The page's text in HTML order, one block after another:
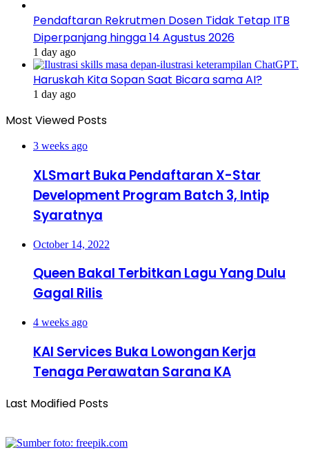
Pendaftaran Rekrutmen Dosen Tidak Tetap ITB
Diperpanjang hingga 14 Agustus 2026
1 day ago
Haruskah Kita Sopan Saat Bicara sama AI?
1 day ago
Most Viewed Posts
3 weeks ago
XLSmart Buka Pendaftaran X-Star
Development Program Batch 3, Intip
Syaratnya
October 14, 2022
Queen Bakal Terbitkan Lagu Yang Dulu
Gagal Rilis
4 weeks ago
KAI Services Buka Lowongan Kerja
Tenaga Perawatan Sarana KA
Last Modified Posts